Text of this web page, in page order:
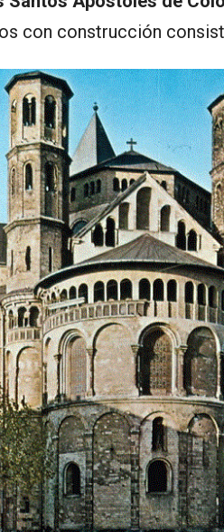
con construcción